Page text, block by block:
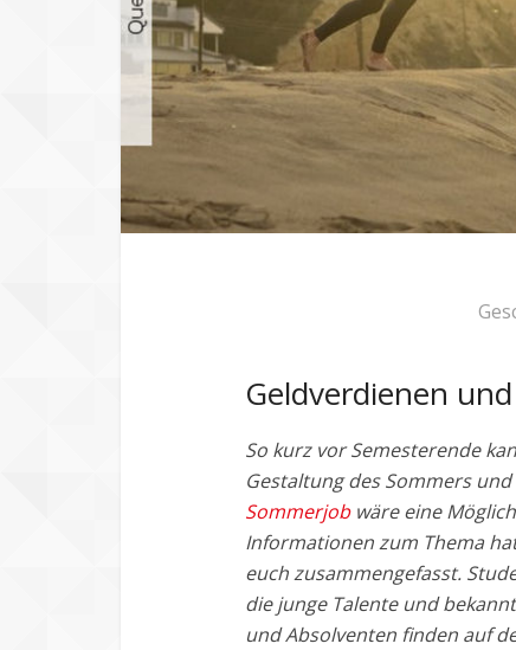
Geldverdienen
So kurz vor Semesterende
Gestaltung des Sommers
Sommerjobwäre eine
Informationen zum Thema
euch zusammengefasst.
die junge Talente und
und Absolventen finden auf